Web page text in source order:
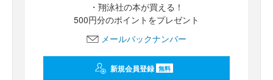
・翔泳社の本が買える！
500円分のポイントをプレゼント
メールバックナンバー
新規会員登録 無料